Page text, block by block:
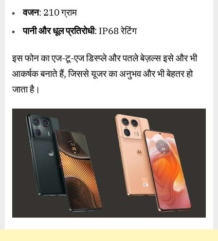
वजन: 210 ग्राम
पानी और धूल प्रतिरोधी: IP68 रेटिंग
इस फोन का एज-टू-एज डिस्प्ले और पतले बेज़ल्स इसे और भी
आकर्षक बनाते हैं, जिससे यूजर का अनुभव और भी बेहतर हो
जाता है।